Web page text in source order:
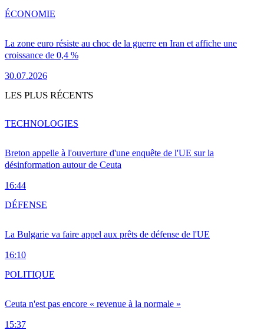
La zone euro résiste au choc de la guerre en Iran et affiche une
croissance de 0,4 %
30.07.2026
ÉCONOMIE
LES PLUS RÉCENTS
Breton appelle à l'ouverture d'une enquête de l'UE sur la
désinformation autour de Ceuta
16:44
TECHNOLOGIES
La Bulgarie va faire appel aux prêts de défense de l'UE
16:10
DÉFENSE
Ceuta n'est pas encore « revenue à la normale »
15:37
POLITIQUE